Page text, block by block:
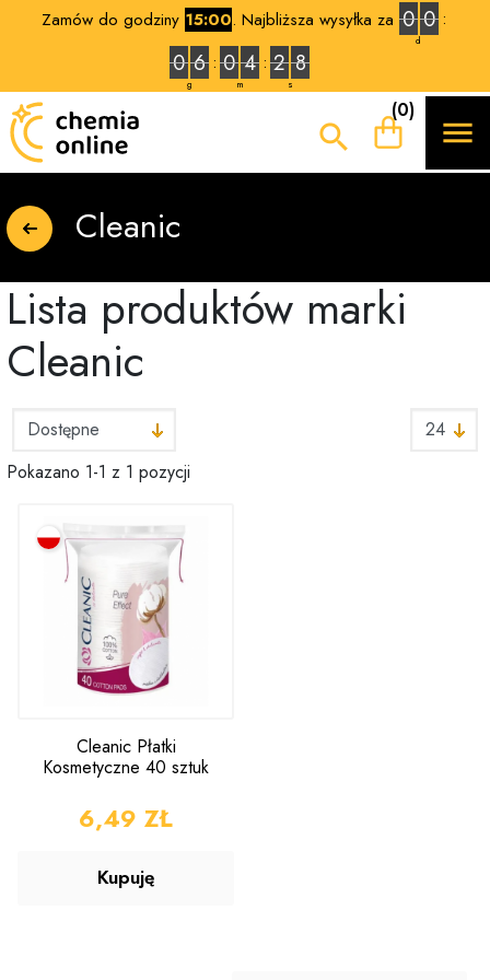
Zamów do godziny 15:00. Najbliższa wysyłka za 0 0
d
0 6
g
0 4
m
2 8
s

(0)

Cleanic
Lista produktów marki
Cleanic
Pokazano 1-1 z 1 pozycji
Cleanic Płatki
Kosmetyczne 40 sztuk
CENA
6,49 ZŁ
Kupuję